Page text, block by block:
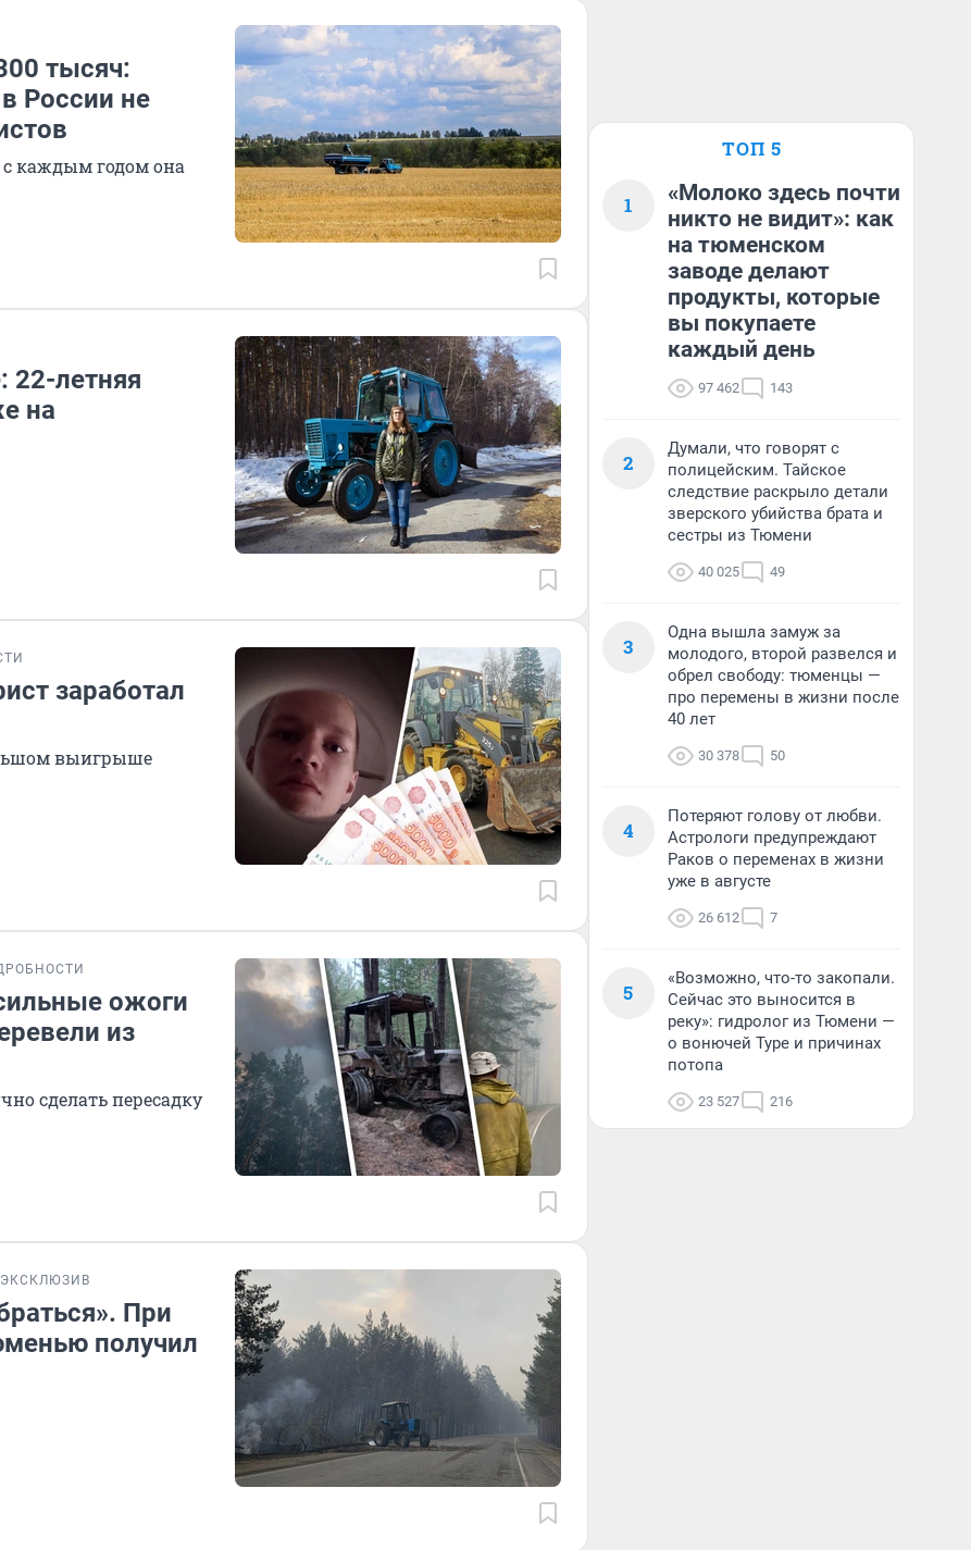
тысяч:
России не
каждым годом она
22-летняя
на
заработал
выигрыше
ожоги
из
сделать пересадку
ЭКСКЛЮЗИВ
При
получил
ТОП 5
1
«Молоко здесь почти
никто не видит»: как
на тюменском
заводе делают
продукты, которые
вы покупаете
каждый день
97 462 143
2
Думали, что говорят с
полицейским. Тайское
следствие раскрыло детали
зверского убийства брата и
сестры из Тюмени
40 025 49
3
Одна вышла замуж за
молодого, второй развелся и
обрел свободу: тюменцы —
про перемены в жизни после
40 лет
30 378 50
4
Потеряют голову от любви.
Астрологи предупреждают
Раков о переменах в жизни
уже в августе
26 612 7
5
«Возможно, что-то закопали.
Сейчас это выносится в
реку»: гидролог из Тюмени —
о вонючей Туре и причинах
потопа
23 527 216